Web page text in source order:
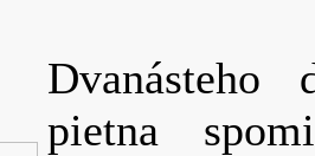
Dvanásteho
pietna